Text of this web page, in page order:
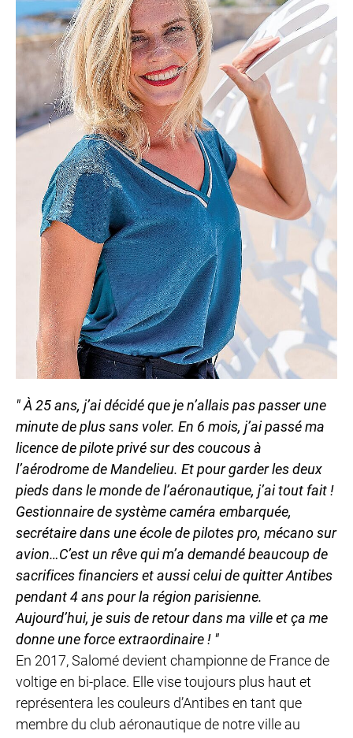
" À 25 ans, j’ai décidé que je n’allais pas passer une
minute de plus sans voler. En 6 mois, j’ai passé ma
licence de pilote privé sur des coucous à
l’aérodrome de Mandelieu. Et pour garder les deux
pieds dans le monde de l’aéronautique, j’ai tout fait !
Gestionnaire de système caméra embarquée,
secrétaire dans une école de pilotes pro, mécano sur
avion…C’est un rêve qui m’a demandé beaucoup de
sacrifices financiers et aussi celui de quitter Antibes
pendant 4 ans pour la région parisienne.
Aujourd’hui, je suis de retour dans ma ville et ça me
donne une force extraordinaire ! "
En 2017, Salomé devient championne de France de
voltige en bi-place. Elle vise toujours plus haut et
représentera les couleurs d’Antibes en tant que
membre du club aéronautique de notre ville au